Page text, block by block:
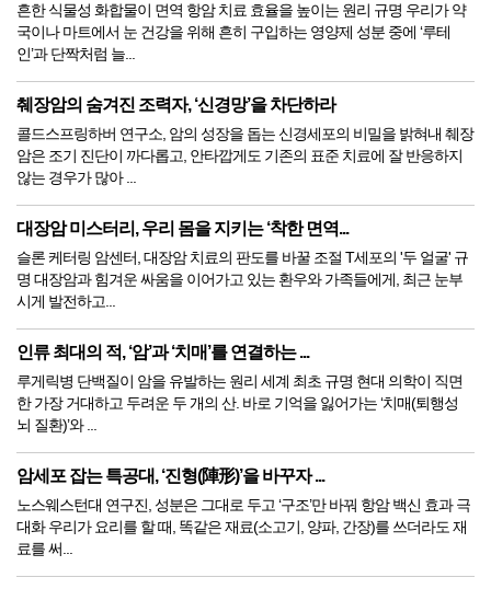
흔한 식물성 화합물이 면역 항암 치료 효율을 높이는 원리 규명 우리가 약
국이나 마트에서 눈 건강을 위해 흔히 구입하는 영양제 성분 중에 ‘루테
인’과 단짝처럼 늘...
췌장암의 숨겨진 조력자, ‘신경망’을 차단하라
콜드스프링하버 연구소, 암의 성장을 돕는 신경세포의 비밀을 밝혀내 췌장
암은 조기 진단이 까다롭고, 안타깝게도 기존의 표준 치료에 잘 반응하지
않는 경우가 많아 ...
대장암 미스터리, 우리 몸을 지키는 ‘착한 면역...
슬론 케터링 암센터, 대장암 치료의 판도를 바꿀 조절 T세포의 '두 얼굴' 규
명 대장암과 힘겨운 싸움을 이어가고 있는 환우와 가족들에게, 최근 눈부
시게 발전하고...
인류 최대의 적, ‘암’과 ‘치매’를 연결하는 ...
루게릭병 단백질이 암을 유발하는 원리 세계 최초 규명 현대 의학이 직면
한 가장 거대하고 두려운 두 개의 산. 바로 기억을 잃어가는 ‘치매(퇴행성
뇌 질환)’와 ...
암세포 잡는 특공대, ‘진형(陣形)’을 바꾸자 ...
노스웨스턴대 연구진, 성분은 그대로 두고 ‘구조’만 바꿔 항암 백신 효과 극
대화 우리가 요리를 할 때, 똑같은 재료(소고기, 양파, 간장)를 쓰더라도 재
료를 써...